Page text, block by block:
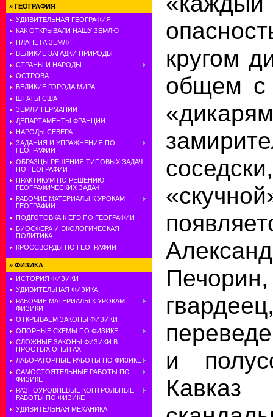
» ГЕОГРАФИЯ
УДИВИТЕЛЬНАЯ ГЕОГРАФИЯ
КАК ОТКРЫВАЛИ НАШУ ЗЕМЛЮ
ПЛАНЕТА ЗЕМЛЯ
ВЕЛИКИЕ ЗАГАДКИ ПРИРОДЫ
СТРАНЫ И НАРОДЫ
ОСТРОВА
ВЕЛИКИЕ ГОРОДА МИРА
ШТАТЫ США
ЗЕМЛИ ГЕРМАНИИ
ДЕПАРТАМЕНТЫ ФРАНЦИИ
НАРОДЫ СЕВЕРА
ЗАДАНИЯ И УПРАЖНЕНИЯ ПО
ГЕОГРАФИИ
ОБРАЗЦЫ РЕШЕНИЯ ТИПОВЫХ ЗАДАЧ
ПО ГЕОГРАФИИ
ПРАКТИКУМ ПО РЕШЕНИЮ
ГЕОГРАФИЧЕСКИХ ЗАДАЧ
РАБОЧИЕ МАТЕРИАЛЫ К УРОКАМ
ГЕОГРАФИИ
ПОДГОТОВКА К ЕГЭ ПО ГЕОГРАФИИ
БИОСФЕРА И ЭКОЛОГИЧЕСКАЯ
ПОЛИТИКА
КРОССВОРДЫ ПО ГЕОГРАФИИ
» ФИЗИКА
ИСТОРИЯ ФИЗИКИ
УДИВИТЕЛЬНАЯ ФИЗИКА
РАБОЧИЕ МАТЕРИАЛЫ К УРОКАМ
ФИЗИКИ
ОТКРЫВАЕМ ЗАКОНЫ ФИЗИКИ
ОПОРНЫЕ СХЕМЫ ПО ФИЗИКЕ
СЛОЖНЫЕ ЗАКОНЫ ФИЗИКИ В
ПРОСТЫХ ОПЫТАХ
ЛАБОРАТОРНЫЕ РАБОТЫ ПО ФИЗИКЕ
САМОСТОЯТЕЛЬНЫЕ РАБОТЫ ПО
ФИЗИКЕ
РАЗНОУРОВНЕВЫЕ КОНТРОЛЬНЫЕ
РАБОТЫ ПО ФИЗИКЕ
УДИВИТЕЛЬНАЯ МЕХАНИКА
кругом
общем с
и
Кавказ